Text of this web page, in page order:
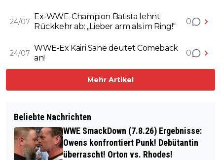
24/07
Ex-WWE-Champion Batista lehnt
Rückkehr ab: „Lieber arm als im Ring!“
0
24/07
WWE-Ex Kairi Sane deutet Comeback
an!
0
Mehr Artikel
Beliebte Nachrichten
WWE SmackDown (7.8.26) Ergebnisse:
Owens konfrontiert Punk! Debütantin
überrascht! Orton vs. Rhodes!